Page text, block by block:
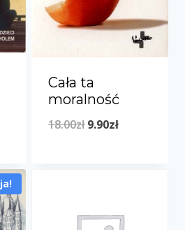
Cała ta
moralność
18.00zł Pierwotna
9.90złAktualna